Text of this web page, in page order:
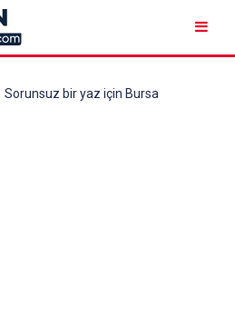
Sorunsuz bir yaz için Bursa